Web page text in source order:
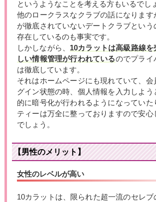
というようなことを考える方もいるでし
他のロークラスなクラブの話になります
が徹底されていないデートクラブという
存在しているのも事実です。
しかしながら、 10カラットは高級路線
しい情報管理が行われているのでプライ
は徹底しています。
それはホームページにも現れていて、会
グイン状態の時、個人情報を入力しよう
的に暗号化が行われるようになっていた
ティーは万全に整っておりますので安心
でしょう。
【男性のメリット】
女性のレベルが高い
10カラットは、限られた超一流のセレブ